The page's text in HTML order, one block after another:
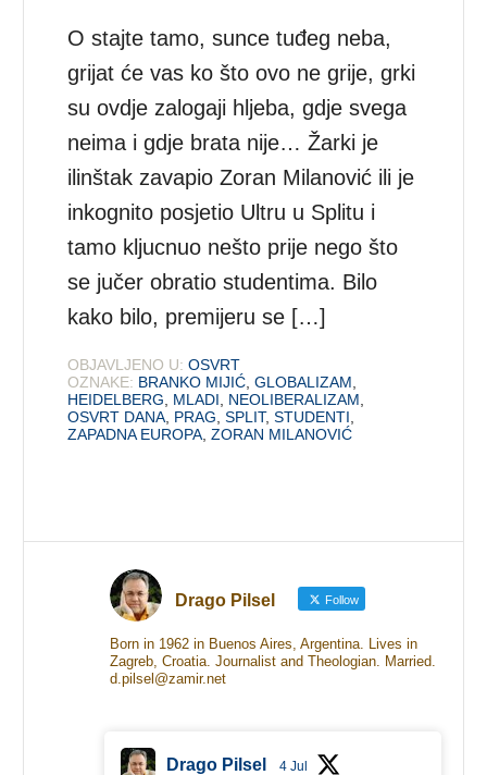
O stajte tamo, sunce tuđeg neba,
grijat će vas ko što ovo ne grije, grki
su ovdje zalogaji hljeba, gdje svega
neima i gdje brata nije… Žarki je
ilinštak zavapio Zoran Milanović ili je
inkognito posjetio Ultru u Splitu i
tamo kljucnuo nešto prije nego što
se jučer obratio studentima. Bilo
kako bilo, premijeru se […]
OBJAVLJENO U: OSVRT
OZNAKE: BRANKO MIJIĆ ,GLOBALIZAM
HEIDELBERG
MLADI NEOLIBERALIZAM
OSVRT DANA PRAG ,SPLIT,STUDENTI
ZAPADNA EUROPA ,ZORAN MILANOVIĆ
Drago Pilsel Follow
Born in 1962 in Buenos Aires, Argentina. Lives in
Zagreb, Croatia. Journalist and Theologian. Married.
d.pilsel@zamir.net
Drago Pilsel 4 Jul